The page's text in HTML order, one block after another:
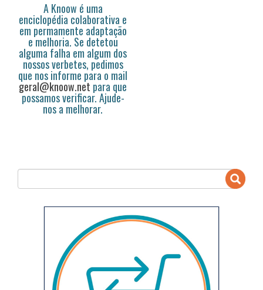
A Knoow é uma
enciclopédia colaborativa e
em permamente adaptação
e melhoria. Se detetou
alguma falha em algum dos
nossos verbetes, pedimos
que nos informe para o mail
geral@knoow.net para que
possamos verificar. Ajude-
nos a melhorar.